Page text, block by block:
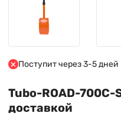
Поступит через 3-5 дней
Tubo-ROAD-700C-
доставкой